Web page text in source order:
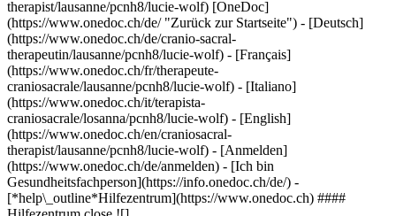
therapist/lausanne/pcnh8/lucie-wolf) [OneDoc]
(https://www.onedoc.ch/de/ "Zurück zur Startseite") - [Deutsch]
(https://www.onedoc.ch/de/cranio-sacral-
therapeutin/lausanne/pcnh8/lucie-wolf) - [Français]
(https://www.onedoc.ch/fr/therapeute-
craniosacrale/lausanne/pcnh8/lucie-wolf) - [Italiano]
(https://www.onedoc.ch/it/terapista-
craniosacrale/losanna/pcnh8/lucie-wolf) - [English]
(https://www.onedoc.ch/en/craniosacral-
therapist/lausanne/pcnh8/lucie-wolf) - [Anmelden]
(https://www.onedoc.ch/de/anmelden) - [Ich bin
Gesundheitsfachperson](https://info.onedoc.ch/de/) -
[*help\_outline*Hilfezentrum](https://www.onedoc.ch) ####